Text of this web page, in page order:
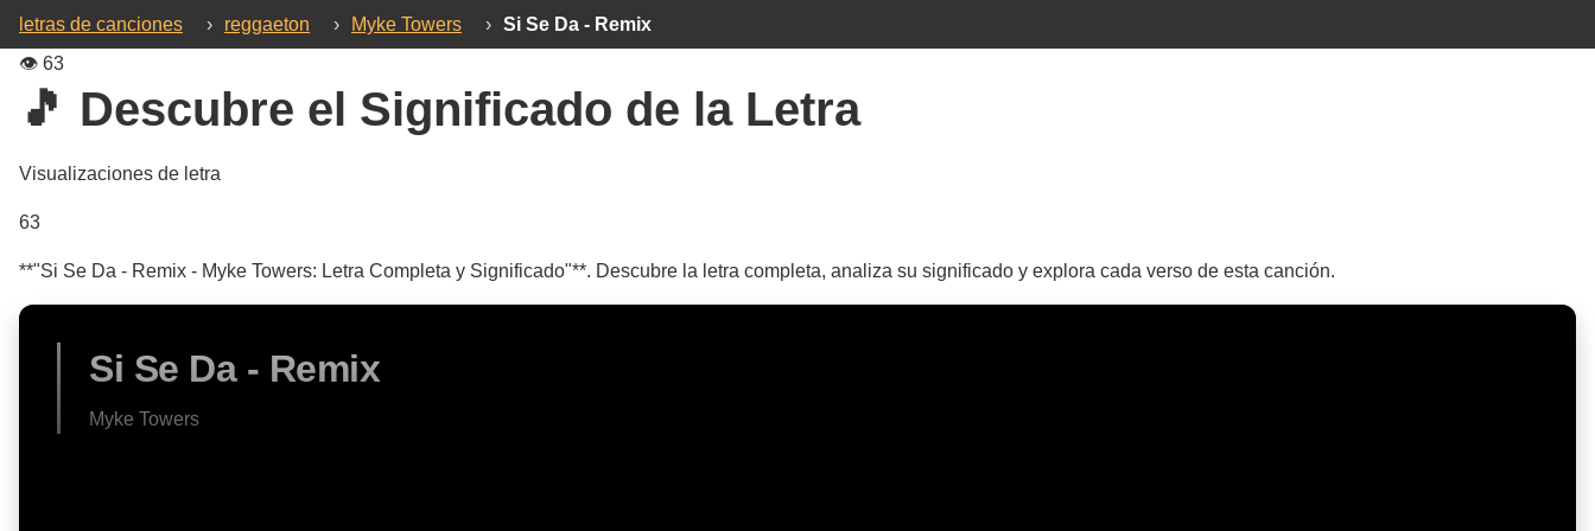
letras de canciones › reggaeton › Myke Towers › Si Se Da - Remix
👁️ 63
🎵 Descubre el Significado de la Letra
Visualizaciones de letra
63
**"Si Se Da - Remix - Myke Towers: Letra Completa y Significado"**. Descubre la letra completa, analiza su significado y explora cada verso de esta canción.
Si Se Da - Remix
Myke Towers